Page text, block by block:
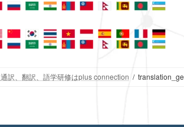
通訳、翻訳、語学研修はplus connection